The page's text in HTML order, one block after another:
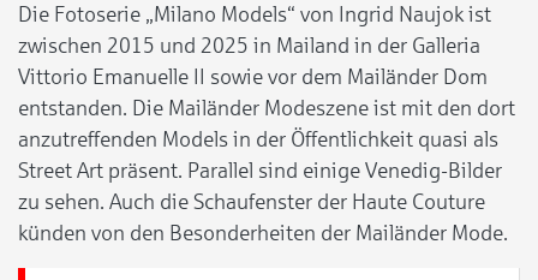
Die Fotoserie „Milano Models“ von Ingrid Naujok ist
zwischen 2015 und 2025 in Mailand in der Galleria
Vittorio Emanuelle II sowie vor dem Mailänder Dom
entstanden. Die Mailänder Modeszene ist mit den dort
anzutreffenden Models in der Öffentlichkeit quasi als
Street Art präsent. Parallel sind einige Venedig-Bilder
zu sehen. Auch die Schaufenster der Haute Couture
künden von den Besonderheiten der Mailänder Mode.